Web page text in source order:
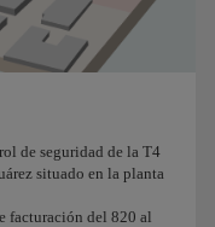
de seguridad de la T4
situado en la planta
facturación del 820 al